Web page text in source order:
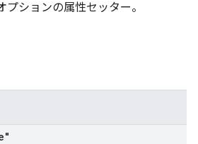
プションの属性セッター。